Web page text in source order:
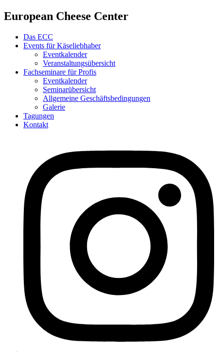
European Cheese Center
Das ECC
Events für Käseliebhaber
Eventkalender
Veranstaltungsübersicht
Fachseminare für Profis
Eventkalender
Seminarübersicht
Allgemeine Geschäftsbedingungen
Galerie
Tagungen
Kontakt